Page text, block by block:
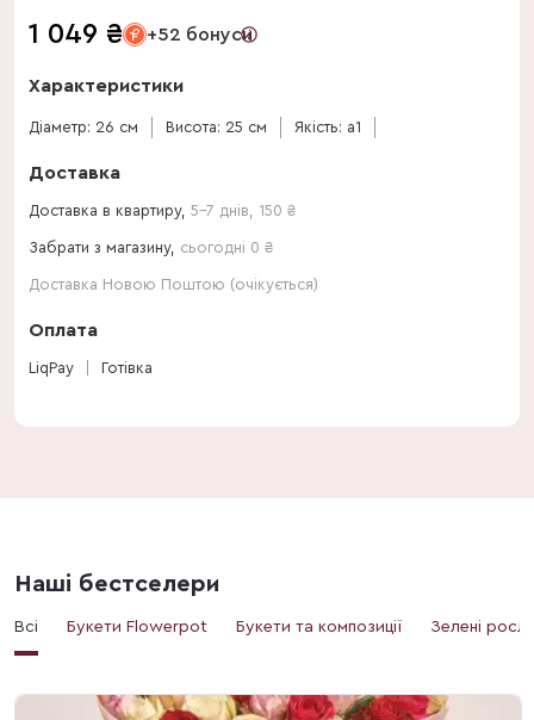
1 049 ₴ +52 бонуси
Характеристики
Діаметр: 26 см Висота: 25 см Якість: a1
Доставка
Доставка в квартиру, 5-7 днів 150 ₴
Забрати з магазину, сьогодні 0 ₴
Доставка Новою Поштою (очікується)
Оплата
LiqPay Готівка
Наші бестселери
Всі Букети Flowerpot Букети та композиції Зелені